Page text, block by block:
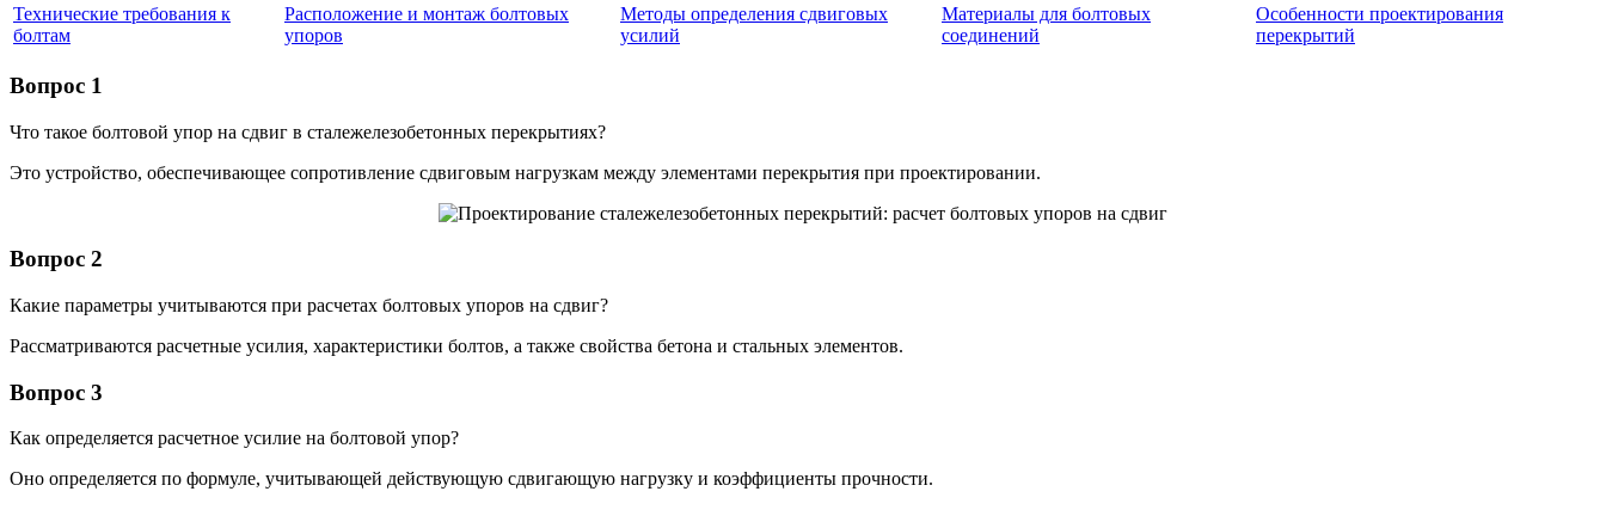
Технические требования к
болтам
Расположение и монтаж болтовых
упоров
Методы определения сдвиговых
усилий
Материалы для болтовых
соединений
Особенности проектирования
перекрытий
Вопрос 1
Что такое болтовой упор на сдвиг в сталежелезобетонных перекрытиях?
Это устройство, обеспечивающее сопротивление сдвиговым нагрузкам между элементами перекрытия при проектировании.
Вопрос 2
Какие параметры учитываются при расчетах болтовых упоров на сдвиг?
Рассматриваются расчетные усилия, характеристики болтов, а также свойства бетона и стальных элементов.
Вопрос 3
Как определяется расчетное усилие на болтовой упор?
Оно определяется по формуле, учитывающей действующую сдвигающую нагрузку и коэффициенты прочности.